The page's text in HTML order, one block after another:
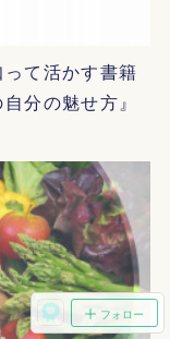
て活かす書籍
分の魅せ方』
フォロー